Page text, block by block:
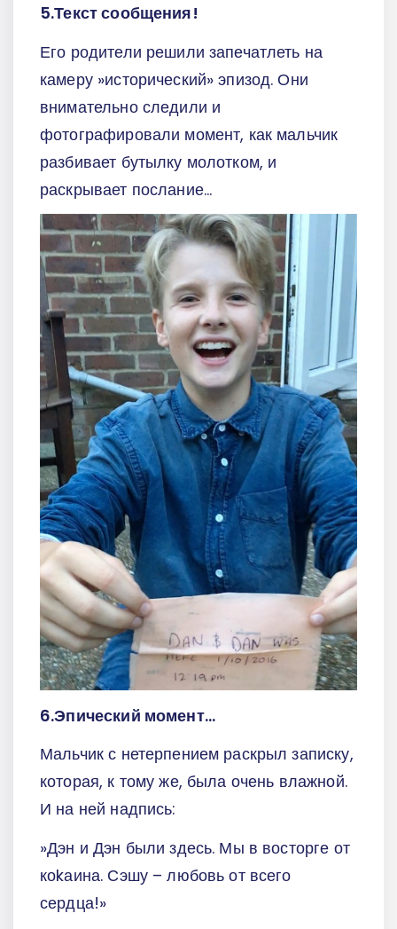
5.Текст сообщения!
Его родители решили запечатлеть на
камеру »исторический» эпизод. Они
внимательно следили и
фотографировали момент, как мальчик
разбивает бутылку молотком, и
раскрывает послание…
6.Эпический момент…
Мальчик с нетерпением раскрыл записку,
которая, к тому же, была очень влажной.
И на ней надпись:
»Дэн и Дэн были здесь. Мы в восторге от
коkаина. Сэшу – любовь от всего
сердца!»